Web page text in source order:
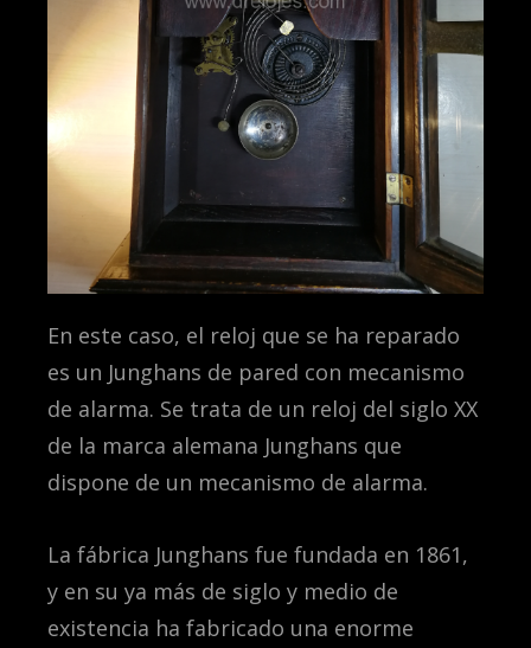
En este caso, el reloj que se ha reparado
es un Junghans de pared con mecanismo
de alarma. Se trata de un reloj del siglo XX
de la marca alemana Junghans que
dispone de un mecanismo de alarma.
La fábrica Junghans fue fundada en 1861,
y en su ya más de siglo y medio de
existencia ha fabricado una enorme